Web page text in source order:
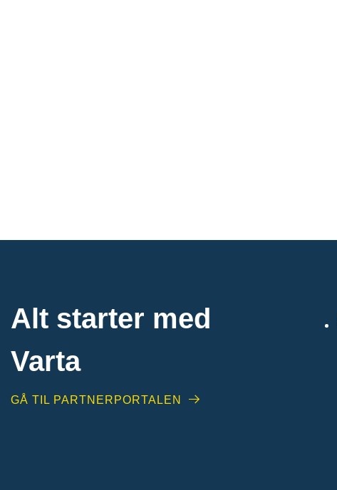
Alt starter med
Varta
GÅ TIL PARTNERPORTALEN